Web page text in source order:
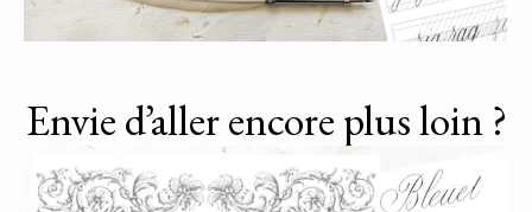
Envie d’aller encore plus loin ?